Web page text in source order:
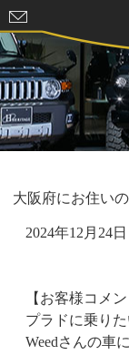
大阪府にお住い
2024年12月24日
【お客様コメン
プラドに乗り
Weedさんの車